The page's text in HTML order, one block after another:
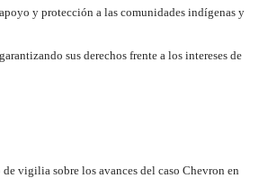
y protección a las comunidades indígenas y
sus derechos frente a los intereses de
de vigilia sobre los avances del caso Chevron en